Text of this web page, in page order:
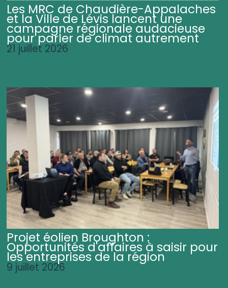
Les MRC de Chaudière-Appalaches
et la Ville de Lévis lancent une
campagne régionale audacieuse
pour parler de climat autrement
21 juillet 2026
Projet éolien Broughton :
Opportunités d'affaires à saisir pour
les entreprises de la région
9 juillet 2026